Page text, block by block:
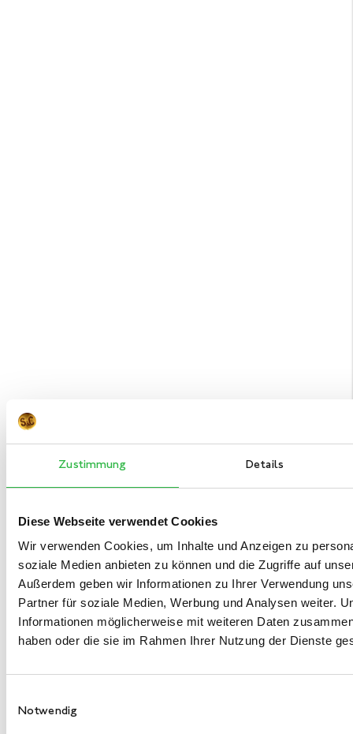
Zustimmung Details
Diese Webseite verwendet Cookies
Wir verwenden Cookies, um Inhalte und Anzeigen zu
soziale Medien anbieten zu können und die Zugriffe auf
Außerdem geben wir Informationen zu Ihrer Verwendung
Partner für soziale Medien, Werbung und Analysen weiter.
Informationen möglicherweise mit weiteren Daten
haben oder die sie im Rahmen Ihrer Nutzung der Dienste
Notwendig